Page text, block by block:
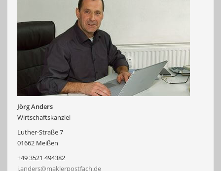
Jörg Anders
Wirtschaftskanzlei
Luther-Straße 7
01662 Meißen
+49 3521 494382
j.anders@maklerpostfach.de